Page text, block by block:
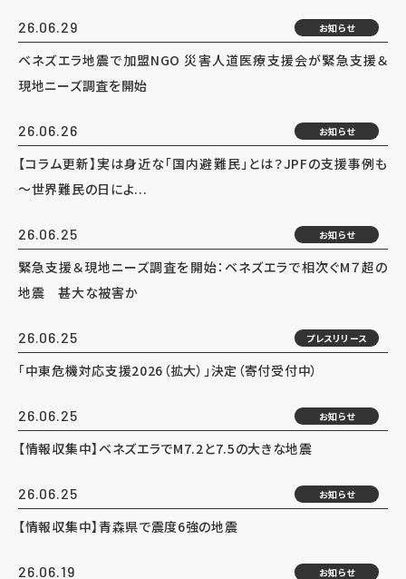
26.06.29 お知らせ
ベネズエラ地震で加盟NGO 災害人道医療支援会が緊急支援＆
現地ニーズ調査を開始
26.06.26 お知らせ
【コラム更新】実は身近な「国内避難民」とは？JPFの支援事例も
～世界難民の日によ...
26.06.25 お知らせ
緊急支援＆現地ニーズ調査を開始：ベネズエラで相次ぐM７超の
地震 甚大な被害か
26.06.25 プレスリリース
「中東危機対応支援2026（拡大）」決定（寄付受付中）
26.06.25 お知らせ
【情報収集中】ベネズエラでM7.2と7.5の大きな地震
26.06.25 お知らせ
【情報収集中】青森県で震度6強の地震
26.06.19 お知らせ